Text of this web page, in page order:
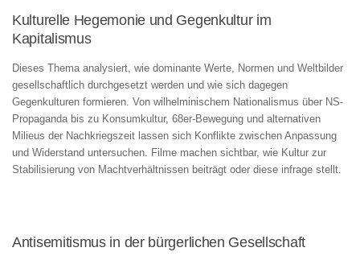
Kulturelle Hegemonie und Gegenkultur im
Kapitalismus
Dieses Thema analysiert, wie dominante Werte, Normen und Weltbilder
gesellschaftlich durchgesetzt werden und wie sich dagegen
Gegenkulturen formieren. Von wilhelminischem Nationalismus über NS-
Propaganda bis zu Konsumkultur, 68er-Bewegung und alternativen
Milieus der Nachkriegszeit lassen sich Konflikte zwischen Anpassung
und Widerstand untersuchen. Filme machen sichtbar, wie Kultur zur
Stabilisierung von Machtverhältnissen beiträgt oder diese infrage stellt.
Antisemitismus in der bürgerlichen Gesellschaft